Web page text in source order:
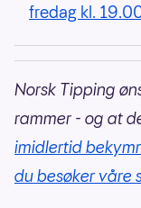
fredag kl.
Norsk Tipping
rammer - og at
imidlertid
du besøker våre